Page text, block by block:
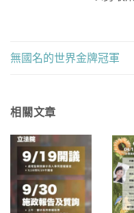
無國名的世界金牌冠軍
相關文章